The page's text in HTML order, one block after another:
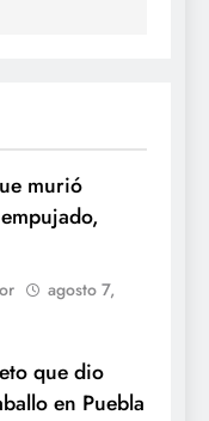
murió
agosto 7,
que dio
en Puebla